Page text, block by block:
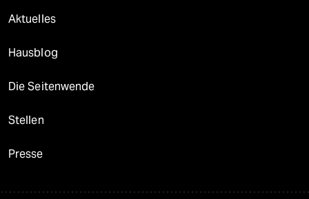
Aktuelles
Hausblog
Die Seitenwende
Stellen
Presse